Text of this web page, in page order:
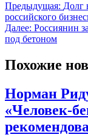
Предыдущая: Долг
российского
Далее: Россиянин
под бетоном
Похожие
Норман
«Человек-